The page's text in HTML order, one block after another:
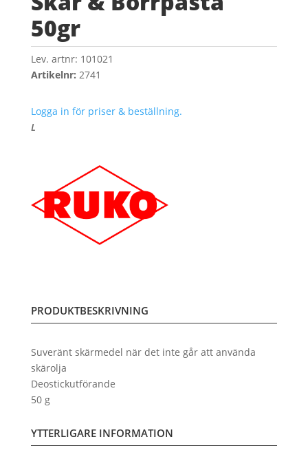
50gr
Lev. artnr: 101021
Artikelnr: 2741
Logga in för priser & beställning.
L
PRODUKTBESKRIVNING
Suveränt skärmedel när det inte går att använda
skärolja
Deostickutförande
50 g
YTTERLIGARE INFORMATION